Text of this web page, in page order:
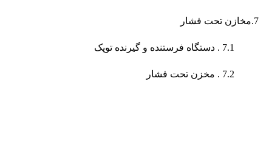
7.مخازن تحت فشار
7.1 . دستگاه فرستنده و گیرنده توپک
7.2 . مخزن تحت فشار